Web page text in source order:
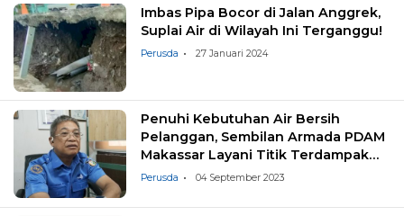
Imbas Pipa Bocor di Jalan Anggrek,
Suplai Air di Wilayah Ini Terganggu!
Perusda 27 Januari 2024
Penuhi Kebutuhan Air Bersih
Pelanggan, Sembilan Armada PDAM
Makassar Layani Titik Terdampak
Kekeringan
Perusda 04 September 2023